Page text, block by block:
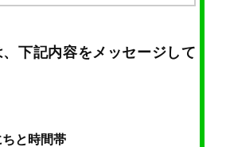
下記内容をメッセージして
と時間帯